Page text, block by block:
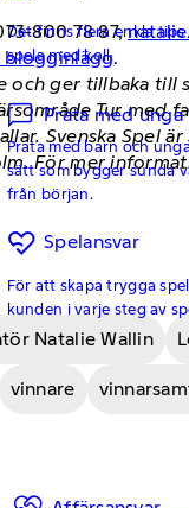
Det finns flera enkla
spela med koll.
Prata med unga
Prata med barn och
sätt som bygger sunda
från början.
Spelansvar
För att skapa trygga
kunden i varje steg av
800 78 87,
blogginlägg.
och ger tillbaka
Tur med
Svenska Spel
För mer
Natalie Wallin
vinnare